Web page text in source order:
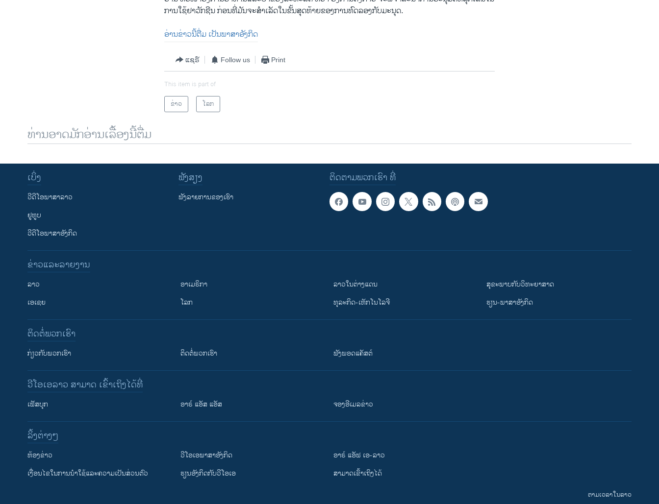
ຕິດຕາມພວກເຮົາ ທີ່
ການໃຊ້ຢາວັກຊີນ ກ່ອນທີ່ມັນຈະສຳເລັດໃນຂັ້ນສຸດທ້າຍຂອງການທົດລອງກັບມະນຸດ.
ອ່ານຂ່າວນີ້ຕື່ມ ເປັນພາສາອັງກິດ
ແຊຣ໌ Follow us Print
This item is part of
ຂ່າວ
ໂລກ
ທ່ານອາດມັກອ່ານເລື້ອງນີ້ຕື່ມ
ຕິດຕາມພວກເຮົາ ທີ່
ເບິ່ງ
ວີດີໂອພາສາລາວ
ຢູທູບ
ວີດີໂອພາສາອັງກິດ
ຟັງສຽງ
ຟັງລາຍການຂອງເຮົາ
ຂ່າວແລະລາຍງານ
ລາວ
ເອເຊຍ
ອາເມຣິກາ
ໂລກ
ລາວໃນຕ່າງແດນ
ທຸລະກິດ-ເທັກໂນໂລຈີ
ສຸຂະພາບກັບວິທະຍາສາດ
ຮຽນ-ພາສາອັງກິດ
ຕິດຕໍ່ພວກເຮົາ
ກ່ຽວກັບພວກເຮົາ ຕິດຕໍ່ພວກເຮົາ ຟັງພອດແຄັສຕ໌
ວີໂອເອລາວ ສາມາດ ເຂົ້າເຖິງໄດ້ທີ່
ເຟັສບຸກ ອາຣ໌ ແອັສ ແອັສ ຈອງອີເມລຂ່າວ
​ລິ້ງ​ຕ່າງໆ
​ຫ້ອງ​ຂ່າວ
​ເງື່ອນ​ໄຂ​ໃນ​ການ​ນຳ​ໃຊ້​ແລະຄວາມ​ເປັນ​ສ່​ວນ​ຕົວ
ວີ​ໂອ​ເອ​ພາ​ສາ​ອັງ​ກິດ
​ຮຽນ​ອັງ​ກິດ​ກັບ​ວີ​ໂອ​ເອ
ອາຣ໌ ແອັຟ ເອ-ລາວ
ສາມາດເຂົ້າເຖິງໄດ້
ຕາມເວລາໃນລາວ